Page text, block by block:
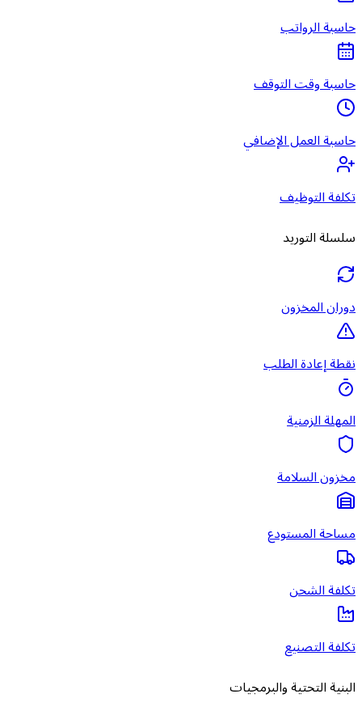
حاسبة الرواتب
حاسبة وقت التوقف
حاسبة العمل الإضافي
تكلفة التوظيف
سلسلة التوريد
دوران المخزون
نقطة إعادة الطلب
المهلة الزمنية
مخزون السلامة
مساحة المستودع
تكلفة الشحن
تكلفة التصنيع
البنية التحتية والبرمجيات